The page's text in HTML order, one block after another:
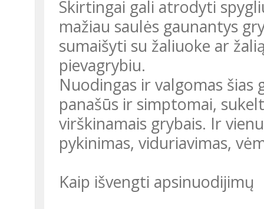
Skirtingai gali atrodyti
mažiau saulės gaunantys
sumaišyti su žaliuoke ar
pievagrybiu.
Nuodingas ir valgomas šias
panašūs ir simptomai,
virškinamais grybais. Ir
pykinimas, viduriavimas,
Kaip išvengti apsinuodijimų